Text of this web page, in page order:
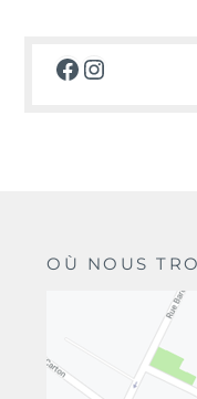
Facebook
Instagram
OÙ NOUS